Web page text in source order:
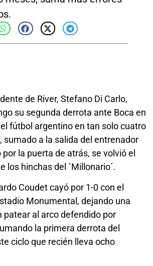
de River, Stefano Di Carlo,
su segunda derrota ante Boca en
fútbol argentino en tan solo cuatro
sumado a la salida del entrenador
la puerta de atrás, se volvió el
los hinchas del ´Millonario´.
Coudet cayó por 1-0 con el
Monumental, dejando una
patear al arco defendido por
la primera derrota del
ciclo que recién lleva ocho